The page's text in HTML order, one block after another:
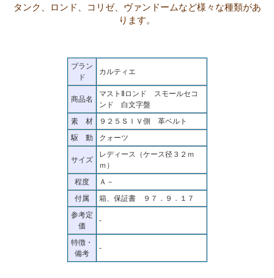
タンク、ロンド、コリゼ、ヴァンドームなど様々な種類があ
ります。
ブラン
ド
カルティエ
商品名
マストⅡロンド スモールセコ
ンド 白文字盤
素 材
９２５ＳＩＶ側 革ベルト
駆 動
クォーツ
サイズ
レディース（ケース径３２ｍ
ｍ）
程度
Ａ－
付属
箱、保証書 ９７．９．１７
参考定
価
-
特徴・
備考
-